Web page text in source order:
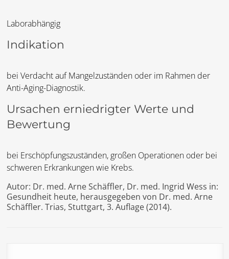
Laborabhängig
Indikation
bei Verdacht auf Mangelzuständen oder im Rahmen der
Anti-Aging-Diagnostik.
Ursachen erniedrigter Werte und
Bewertung
bei Erschöpfungszuständen, großen Operationen oder bei
schweren Erkrankungen wie Krebs.
Autor: Dr. med. Arne Schäffler, Dr. med. Ingrid Wess in:
Gesundheit heute, herausgegeben von Dr. med. Arne
Schäffler. Trias, Stuttgart, 3. Auflage (2014).